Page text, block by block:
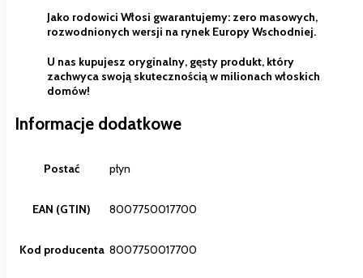
Jako rodowici Włosi gwarantujemy: zero masowych,
rozwodnionych wersji na rynek Europy Wschodniej.
U nas kupujesz oryginalny, gęsty produkt, który
zachwyca swoją skutecznością w milionach włoskich
domów!
Informacje dodatkowe
Postać płyn
EAN (GTIN) 8007750017700
Kod producenta 8007750017700